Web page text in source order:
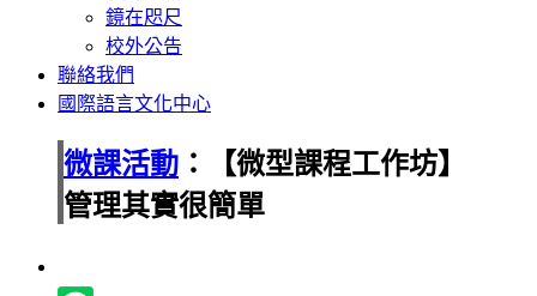
鏡在咫尺
校外公告
聯絡我們
國際語言文化中心
微課活動 ：【微型課程工作坊】
管理其實很簡單